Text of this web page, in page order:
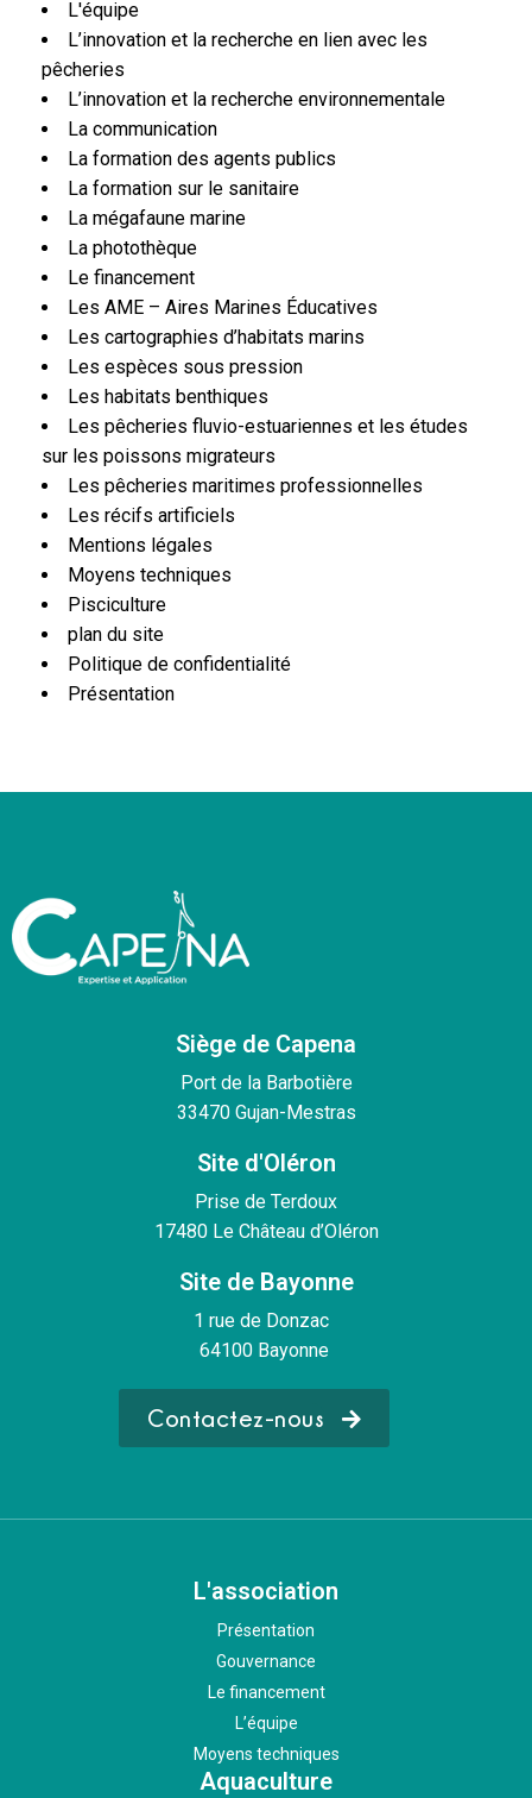
L'équipe
L’innovation et la recherche en lien avec les
pêcheries
L’innovation et la recherche environnementale
La communication
La formation des agents publics
La formation sur le sanitaire
La mégafaune marine
La photothèque
Le financement
Les AME – Aires Marines Éducatives
Les cartographies d’habitats marins
Les espèces sous pression
Les habitats benthiques
Les pêcheries fluvio-estuariennes et les études
sur les poissons migrateurs
Les pêcheries maritimes professionnelles
Les récifs artificiels
Mentions légales
Moyens techniques
Pisciculture
plan du site
Politique de confidentialité
Présentation
Siège de Capena
Port de la Barbotière
33470 Gujan-Mestras
Site d'Oléron
Prise de Terdoux
17480 Le Château d’Oléron
Site de Bayonne
1 rue de Donzac
64100 Bayonne
Contactez-nous
L'association
Présentation
Gouvernance
Le financement
L’équipe
Moyens techniques
Aquaculture